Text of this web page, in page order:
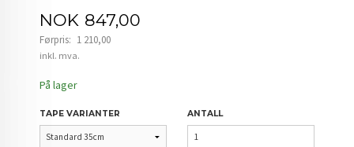
Tilbud
NOK 847,00
Førpris: 1 210,00
Rabatt
inkl. mva.
På lager
TAPE VARIANTER ANTALL